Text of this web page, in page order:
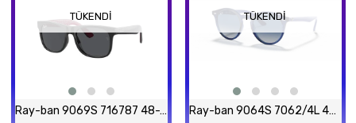
TÜKENDI
Ray-ban 9069S 716787 48-16 Güneş Gözlüğü
TÜKENDI
Ray-ban 9064S 7062/4L 44-19 Güneş Gözlüğü